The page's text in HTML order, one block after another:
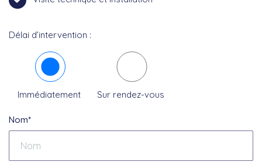
Délai d’intervention :
Immédiatement Sur rendez-vous
Nom*